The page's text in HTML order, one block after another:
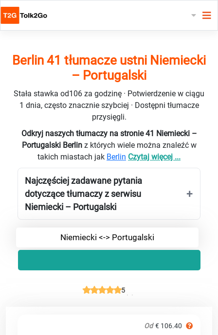
Berlin 41 tłumacze ustni Niemiecki
– Portugalski
Stała stawka od106 za godzinę · Potwierdzenie w ciągu
1 dnia, często znacznie szybciej · Dostępni tłumacze
przysięgli.
Odkryj naszych tłumaczy na stronie 41 Niemiecki –
Portugalski Berlin z których wiele można znaleźć w
takich miastach jak Berlin Czytaj więcej ...
Najczęściej zadawane pytania
dotyczące tłumaczy z serwisu
Niemiecki – Portugalski
Niemiecki <-> Portugalski
5
Od € 106.40